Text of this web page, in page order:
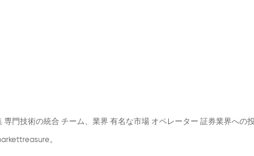
門技術の統合 チーム、業界 有名な市場 オペレーター 証券業界への
。